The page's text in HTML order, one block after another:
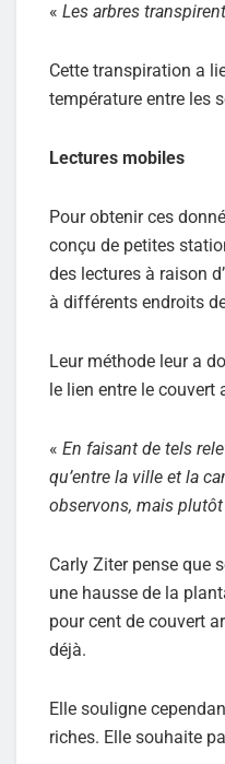
« Les arbres transpirent
Cette transpiration a
température entre les
Lectures mobiles
Pour obtenir ces
conçu de petites
des lectures à raison
à différents endroits
Leur méthode leur a
le lien entre le
« En faisant de tels
qu’entre la ville et la
observons, mais
Carly Ziter pense que
une hausse de la
pour cent de couvert
déjà.
Elle souligne
riches. Elle souhaite